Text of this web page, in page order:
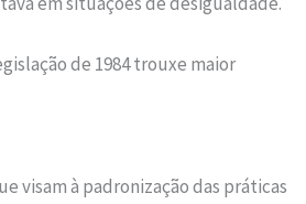
de 1984 trouxe maior
visam à padronização das práticas